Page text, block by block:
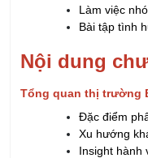
Làm việc
Bài tập tình
Nội dung
Tổng quan thị trường
Đặc điểm
Xu hướng
Insight hành